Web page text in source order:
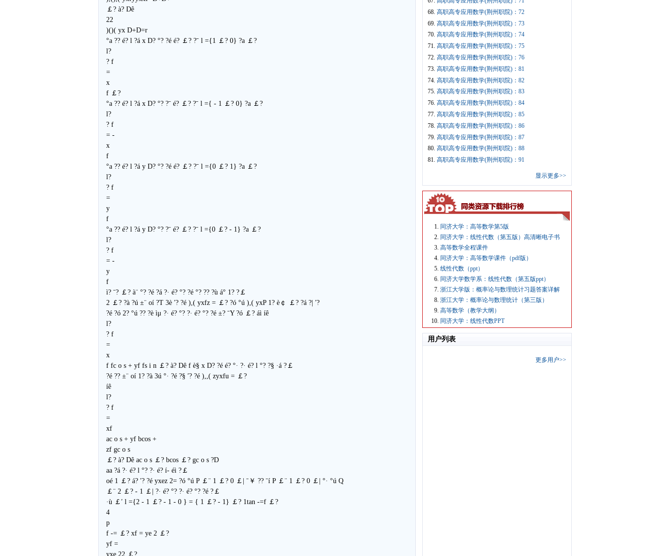
￡? à? Dê
22
)()( yx D+D=r
°a ?? é? l ?á x D? °? ?é é? ￡? ?ˉ l ={1 ￡? 0} ?a ￡?
l?
? f
=
x
f ￡?
°a ?? é? l ?á x D? °? ?ˉ é? ￡? ?ˉ l ={ - 1 ￡? 0} ?a ￡?
l?
? f
= -
x
f
°a ?? é? l ?á y D? °? ?é é? ￡? ?ˉ l ={0 ￡? 1} ?a ￡?
l?
? f
=
y
f
°a ?? é? l ?á y D? °? ?ˉ é? ￡? ?ˉ l ={0 ￡? - 1} ?a ￡?
l?
? f
= -
y
f
ì? ˉ? ￡? à¨ °? ?é ?á ?· é? °? ?é °? ?? ?ù á° 1? ?￡
2 ￡? ?à ?ú ±¨ oí ?T 3è ′? ?é ),( yxfz = ￡? ?ó °ú ),( yxP 1? è￠ ￡? ?á ?| ′?
?é ?ó 2? °ú ?? ?è ìμ ?· é? °? ?· é? °? ?é ±? ˉY ?ó ￡? áì íê
l?
? f
=
x
f fc o s + yf fs i n ￡? à? Dê f è§ x D? ?é é? °· ?· é? l °? ?§ ·á ?￡
?é ?? ±¨ oí 1? ?à 3ú °· ?é ?§ ′? ?é ),,( zyxfu = ￡?
íê
l?
? f
=
xf
ac o s + yf bcos +
zf gc o s
￡? à? Dê ac o s ￡? bcos ￡? gc o s ?D
aa ?á ?· é? l °? ?· é? í- éì ?￡
oé 1 ￡? á? ′? ?é yxez 2= ?ó °ú P ￡¨ 1 ￡? 0 ￡| ˉ￥ ?? ˉí P ￡¨ 1 ￡? 0 ￡| °· °ú Q
￡¨ 2 ￡? - 1 ￡| ?· é? °? ?· é? °? ?é ?￡
·ù ￡′ l ={2 - 1 ￡? - 1 - 0 } = { 1 ￡? - 1} ￡? 1tan -=f ￡?
4
p
f -= ￡? xf = ye 2 ￡?
yf =
yxe 22 ￡?
68. 高职高专应用数学(荆州职院)：72
69. 高职高专应用数学(荆州职院)：73
70. 高职高专应用数学(荆州职院)：74
71. 高职高专应用数学(荆州职院)：75
72. 高职高专应用数学(荆州职院)：76
73. 高职高专应用数学(荆州职院)：81
74. 高职高专应用数学(荆州职院)：82
75. 高职高专应用数学(荆州职院)：83
76. 高职高专应用数学(荆州职院)：84
77. 高职高专应用数学(荆州职院)：85
78. 高职高专应用数学(荆州职院)：86
79. 高职高专应用数学(荆州职院)：87
80. 高职高专应用数学(荆州职院)：88
81. 高职高专应用数学(荆州职院)：91
显示更多>>
同济大学：高等数学第5版
同济大学：线性代数（第五版）高清晰电子书
高等数学全程课件
同济大学：高等数学课件（pdf版）
线性代数（ppt）
同济大学数学系：线性代数（第五版ppt）
浙江大学版：概率论与数理统计习题答案详解
浙江大学：概率论与数理统计（第三版）
高等数学（教学大纲）
同济大学：线性代数PPT
用户列表
更多用户>>